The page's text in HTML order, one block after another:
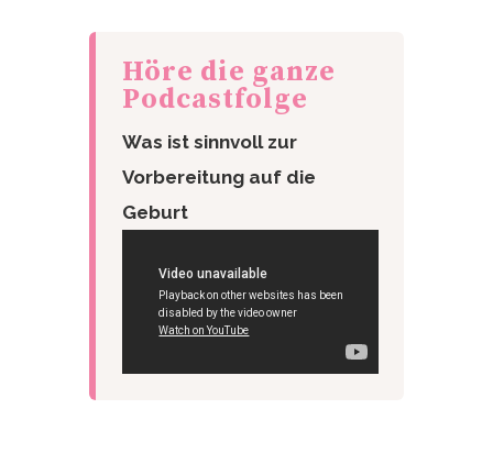
Höre die ganze
Podcastfolge
Was ist sinnvoll zur
Vorbereitung auf die
Geburt